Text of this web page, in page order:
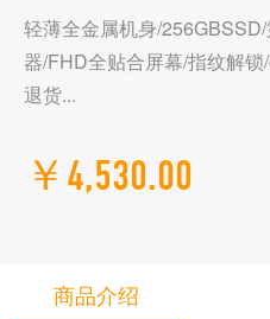
轻薄全金属机身/
器/FHD全贴合屏幕/指纹解
退货...
￥4,530.00
商品介绍